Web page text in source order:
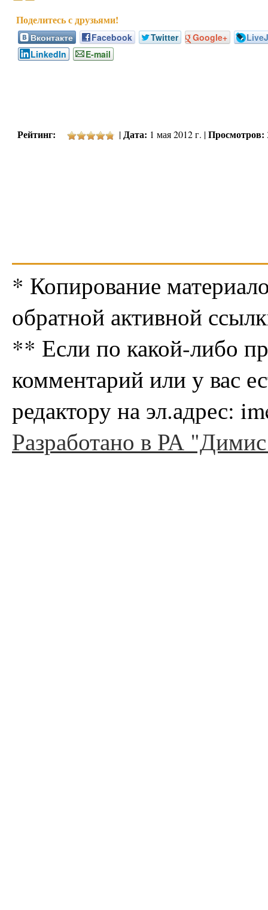
Вконтакте Facebook Twitter Google+
LinkedIn
E-mail
Рейтинг: |Дата: 1 мая 2012 г. |Просмотров:
* Копирование
обратной активной
** Если по какой-либо
комментарий или у вас
редактору на эл.адрес:
Разработано в РА